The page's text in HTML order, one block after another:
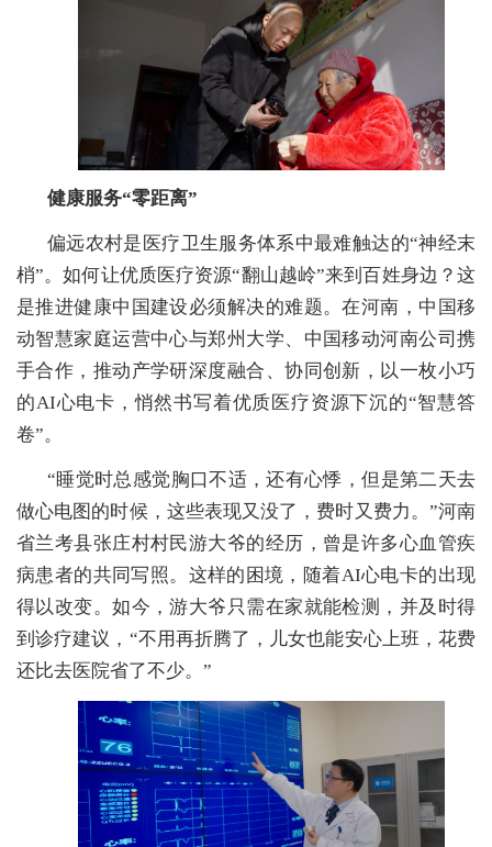
健康服务“零距离”
偏远农村是医疗卫生服务体系中最难触达的“神经末
梢”。如何让优质医疗资源“翻山越岭”来到百姓身边？这
是推进健康中国建设必须解决的难题。在河南，中国移
动智慧家庭运营中心与郑州大学、中国移动河南公司携
手合作，推动产学研深度融合、协同创新，以一枚小巧
的AI心电卡，悄然书写着优质医疗资源下沉的“智慧答
卷”。
“睡觉时总感觉胸口不适，还有心悸，但是第二天去
做心电图的时候，这些表现又没了，费时又费力。”河南
省兰考县张庄村村民游大爷的经历，曾是许多心血管疾
病患者的共同写照。这样的困境，随着AI心电卡的出现
得以改变。如今，游大爷只需在家就能检测，并及时得
到诊疗建议，“不用再折腾了，儿女也能安心上班，花费
还比去医院省了不少。”